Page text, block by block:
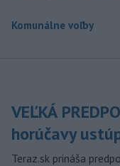
Komunálne voľby
VEĽKÁ
horúčavy
Teraz.sk prináša